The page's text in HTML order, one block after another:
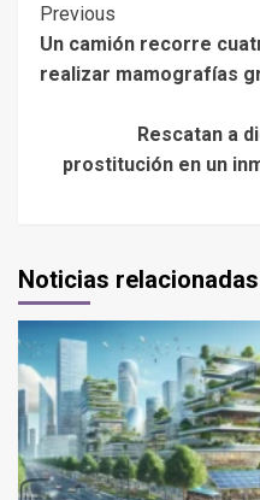
Previous
Un camión recorre
realizar mamografías
Rescatan a
prostitución en un
Noticias relacionadas